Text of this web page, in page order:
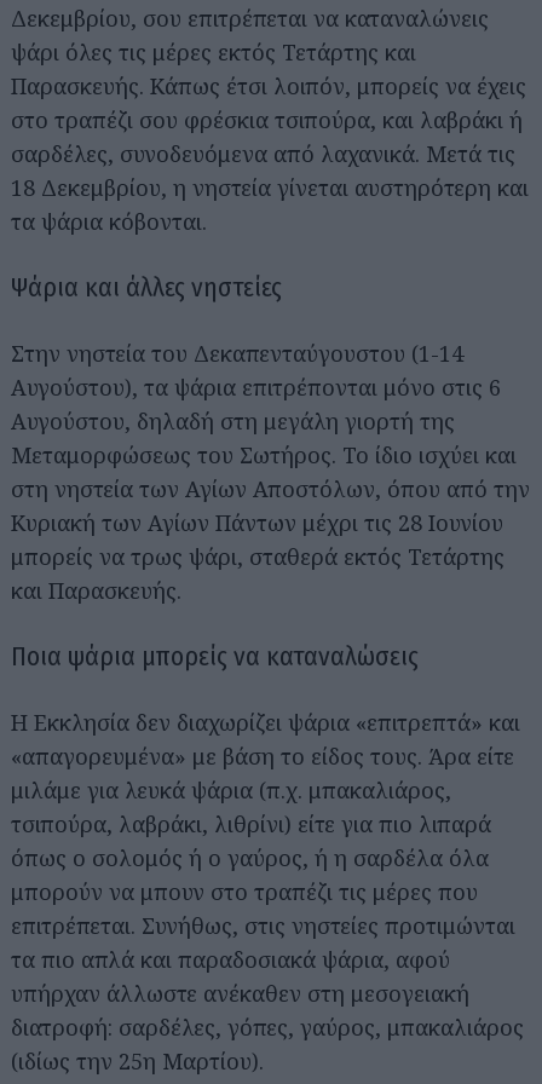
Δεκεμβρίου, σου επιτρέπεται να καταναλώνεις
ψάρι όλες τις μέρες εκτός Τετάρτης και
Παρασκευής. Kάπως έτσι λοιπόν, μπορείς να έχεις
στο τραπέζι σου φρέσκια τσιπούρα, και λαβράκι ή
σαρδέλες, συνοδευόμενα από λαχανικά. Μετά τις
18 Δεκεμβρίου, η νηστεία γίνεται αυστηρότερη και
τα ψάρια κόβονται.
Ψάρια και άλλες νηστείες
Στην νηστεία του Δεκαπενταύγουστου (1-14
Αυγούστου), τα ψάρια επιτρέπονται μόνο στις 6
Αυγούστου, δηλαδή στη μεγάλη γιορτή της
Μεταμορφώσεως του Σωτήρος. Το ίδιο ισχύει και
στη νηστεία των Αγίων Αποστόλων, όπου από την
Κυριακή των Αγίων Πάντων μέχρι τις 28 Ιουνίου
μπορείς να τρως ψάρι, σταθερά εκτός Τετάρτης
και Παρασκευής.
Ποια ψάρια μπορείς να καταναλώσεις
Η Εκκλησία δεν διαχωρίζει ψάρια «επιτρεπτά» και
«απαγορευμένα» με βάση το είδος τους. Άρα είτε
μιλάμε για λευκά ψάρια (π.χ. μπακαλιάρος,
τσιπούρα, λαβράκι, λιθρίνι) είτε για πιο λιπαρά
όπως ο σολομός ή ο γαύρος, ή η σαρδέλα όλα
μπορούν να μπουν στο τραπέζι τις μέρες που
επιτρέπεται. Συνήθως, στις νηστείες προτιμώνται
τα πιο απλά και παραδοσιακά ψάρια, αφού
υπήρχαν άλλωστε ανέκαθεν στη μεσογειακή
διατροφή: σαρδέλες, γόπες, γαύρος, μπακαλιάρος
(ιδίως την 25η Μαρτίου).